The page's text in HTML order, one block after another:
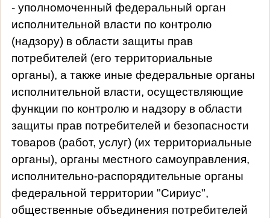
- уполномоченный федеральный орган
исполнительной власти по контролю
(надзору) в области защиты прав
потребителей (его территориальные
органы), а также иные федеральные органы
исполнительной власти, осуществляющие
функции по контролю и надзору в области
защиты прав потребителей и безопасности
товаров (работ, услуг) (их территориальные
органы), органы местного самоуправления,
исполнительно-распорядительные органы
федеральной территории "Сириус",
общественные объединения потребителей